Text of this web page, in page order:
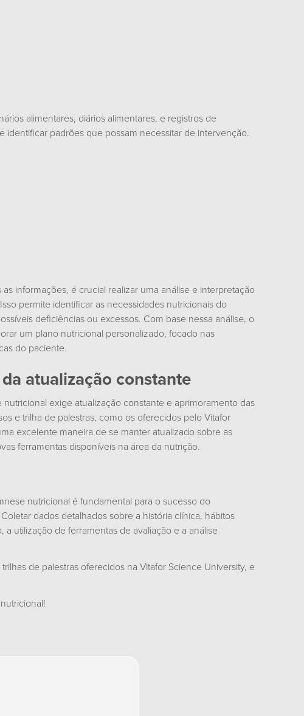
alimentares, diários alimentares, e registros de
identificar padrões que possam necessitar de intervenção.
informações, é crucial realizar uma análise e interpretação
permite identificar as necessidades nutricionais do
deficiências ou excessos. Com base nessa análise, o
um plano nutricional personalizado, focado nas
do paciente.
atualização constante
nutricional exige atualização constante e aprimoramento das
e trilha de palestras, como os oferecidos peloVitafor
excelente maneira de se manter atualizado sobre as
ferramentas disponíveis na área da nutrição.
nutricional é fundamental para o sucesso do
dados detalhados sobre a história clínica, hábitos
utilização de ferramentas de avaliação e a análise
de palestras oferecidos na Vitafor Science University, e